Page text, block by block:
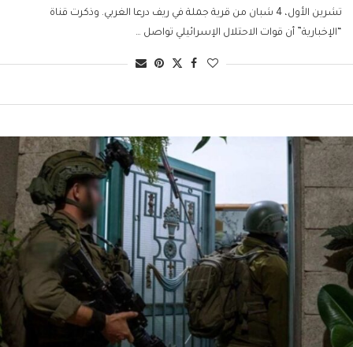
تشرين الأول، 4 شبان من قرية جملة في ريف درعا الغربي. وذكرت قناة
“الإخبارية” أن قوات الاحتلال الإسرائيلي تواصل …